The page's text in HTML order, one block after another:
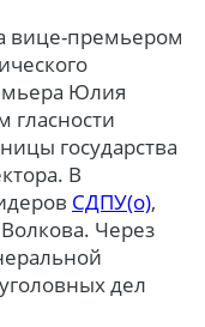
вице-премьером
Юлия
гласности
государства
В
СДПУ(о),
Через
дел